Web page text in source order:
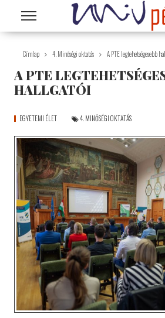
Ugrás a tartalomra
Címlap 4. Minőségi oktatás A PTE legtehetségesebb
A PTE
HALLGATÓI
EGYETEMI ÉLET 4. MINŐSÉGI OKTATÁS